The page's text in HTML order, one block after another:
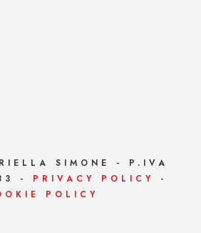
SIMONE - P.IVA
- PRIVACY POLICY
-
POLICY